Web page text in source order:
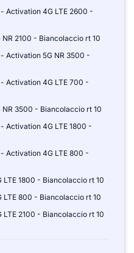
Activation 4G LTE 2600 -
NR 2100 - Biancolaccio rt 10
Activation 5G NR 3500 -
Activation 4G LTE 700 -
NR 3500 - Biancolaccio rt 10
Activation 4G LTE 1800 -
Activation 4G LTE 800 -
LTE 1800 - Biancolaccio rt 10
LTE 800 - Biancolaccio rt 10
LTE 2100 - Biancolaccio rt 10